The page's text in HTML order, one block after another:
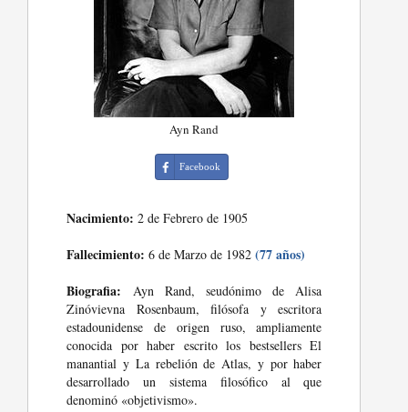
Ayn Rand
Facebook
Nacimiento: 2 de Febrero de 1905
Fallecimiento: 6 de Marzo de 1982(77 años)
Biografia: Ayn Rand, seudónimo de Alisa
Zinóvievna Rosenbaum, filósofa y escritora
estadounidense de origen ruso, ampliamente
conocida por haber escrito los bestsellers El
manantial y La rebelión de Atlas, y por haber
desarrollado un sistema filosófico al que
denominó «objetivismo».